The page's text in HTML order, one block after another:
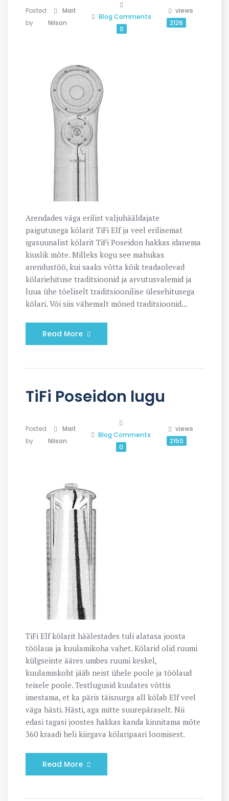
Posted
by
Mait
Nilson
Blog Comments
0
views
2126
Arendades väga erilist valjuhääldajate
paigutusega kõlarit TiFi Elf ja veel erilisemat
igasuunalist kõlarit TiFi Poseidon hakkas idanema
kiuslik mõte. Milleks kogu see mahukas
arendustöö, kui saaks võtta kõik teadaolevad
kõlariehituse traditsioonid ja arvutusvalemid ja
luua ühe tõeliselt traditsioonilise ülesehitusega
kõlari. Või siis vähemalt mõned traditsioonid...
Read More
TiFi Poseidon lugu
Posted
by
Mait
Nilson
Blog Comments
0
views
2150
TiFi Elf kõlarit häälestades tuli alatasa joosta
töölaua ja kuulamikoha vahet. Kõlarid olid ruumi
külgseinte ääres umbes ruumi keskel,
kuulamiskoht jääb neist ühele poole ja töölaud
teisele poole. Testlugusid kuulates võttis
imestama, et ka päris täisnurga all kõlab Elf veel
väga hästi. Hästi, aga mitte suurepäraselt. Nii
edasi tagasi joostes hakkas kanda kinnitama mõte
360 kraadi heli kiirgava kõlaripaari loomisest.
Read More